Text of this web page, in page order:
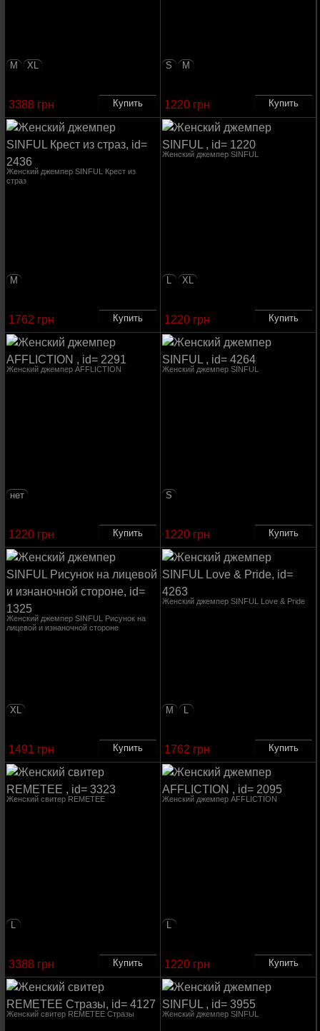
S M
1220 грн
M XL
3388 грн
Женский джемпер SINFUL
L XL
1220 грн
Женский джемпер SINFUL Крест из
страз
M
1762 грн
Женский джемпер SINFUL
S
1220 грн
Женский джемпер AFFLICTION
нет
1220 грн
Женский джемпер SINFUL Love & Pride
M L
1762 грн
Женский джемпер SINFUL Рисунок на
лицевой и изнаночной стороне
XL
1491 грн
Женский джемпер AFFLICTION
L
1220 грн
Женский свитер REMETEE
L
3388 грн
Женский джемпер SINFUL
Женский свитер REMETEE Стразы